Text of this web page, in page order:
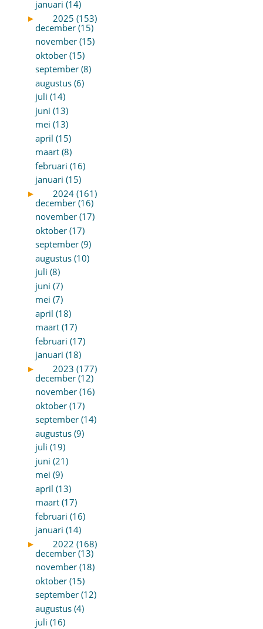
januari (14)
►
2025 (153)
december (15)
november (15)
oktober (15)
september (8)
augustus (6)
juli (14)
juni (13)
mei (13)
april (15)
maart (8)
februari (16)
januari (15)
►
2024 (161)
december (16)
november (17)
oktober (17)
september (9)
augustus (10)
juli (8)
juni (7)
mei (7)
april (18)
maart (17)
februari (17)
januari (18)
►
2023 (177)
december (12)
november (16)
oktober (17)
september (14)
augustus (9)
juli (19)
juni (21)
mei (9)
april (13)
maart (17)
februari (16)
januari (14)
►
2022 (168)
december (13)
november (18)
oktober (15)
september (12)
augustus (4)
juli (16)